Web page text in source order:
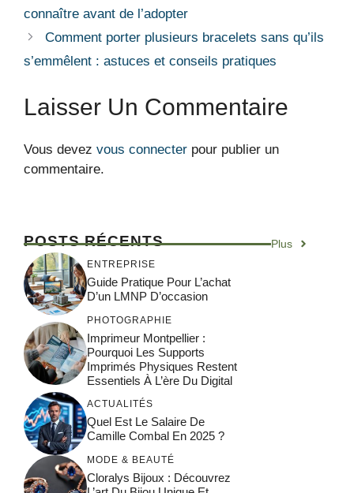
connaître avant de l’adopter
Comment porter plusieurs bracelets sans qu’ils
s’emmêlent : astuces et conseils pratiques
Laisser Un Commentaire
Vous devez vous connecter pour publier un
commentaire.
POSTS RÉCENTS Plus
ENTREPRISE
Guide Pratique Pour L’achat
D’un LMNP D’occasion
PHOTOGRAPHIE
Imprimeur Montpellier :
Pourquoi Les Supports
Imprimés Physiques Restent
Essentiels À L’ère Du Digital
ACTUALITÉS
Quel Est Le Salaire De
Camille Combal En 2025 ?
MODE & BEAUTÉ
Cloralys Bijoux : Découvrez